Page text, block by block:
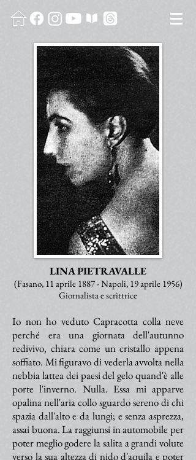
LINA PIETRAVALLE
(Fasano, 11 aprile 1887 - Napoli, 19 aprile 1956)
Giornalista e scrittrice
Io non ho veduto Capracotta colla neve
perché era una giornata dell'autunno
redivivo, chiara come un cristallo appena
soffiato. Mi figuravo di vederla avvolta nella
nebbia lattea dei paesi del gelo quand'è alle
porte l'inverno. Nulla. Essa mi apparve
opalina nell'aria collo sguardo sereno di chi
spazia dall'alto e da lungi; e senza asprezza,
assai buona. La raggiunsi in automobile per
poter meglio godere la salita a grandi volute
verso la sua altezza di nido d'aquila e poter